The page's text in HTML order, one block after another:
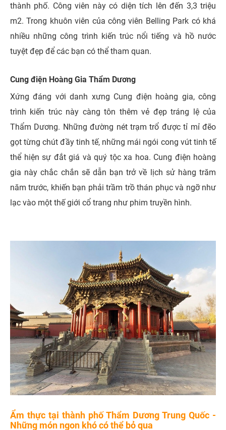
thành phố. Công viên này có diện tích lên đến 3,3 triệu
m2. Trong khuôn viên của công viên Belling Park có khá
nhiều những công trình kiến trúc nổi tiếng và hồ nước
tuyệt đẹp để các bạn có thể tham quan.
Cung điện Hoàng Gia Thẩm Dương
Xứng đáng với danh xưng Cung điện hoàng gia, công
trình kiến trúc này càng tôn thêm vẻ đẹp tráng lệ của
Thẩm Dương. Những đường nét trạm trổ được tỉ mỉ đẽo
gọt từng chút đầy tinh tế, những mái ngói cong vút tinh tế
thể hiện sự đắt giá và quý tộc xa hoa. Cung điện hoàng
gia này chắc chắn sẽ dẫn bạn trở về lịch sử hàng trăm
năm trước, khiến bạn phải trầm trồ thán phục và ngỡ như
lạc vào một thế giới cổ trang như phim truyền hình.
Ẩm thực tại thành phố Thẩm Dương Trung Quốc -
Những món ngon khó có thể bỏ qua